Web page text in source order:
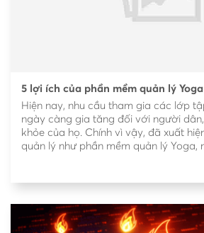
5 lợi ích của phần mềm quản lý
Hiện nay, nhu cầu tham gia các lớp
ngày càng gia tăng đối với người
khỏe của họ. Chính vì vậy, đã xuất
quản lý như phần mềm quản lý Yoga,